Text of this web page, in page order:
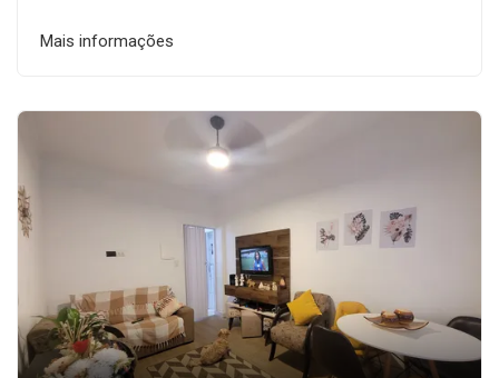
Mais informações